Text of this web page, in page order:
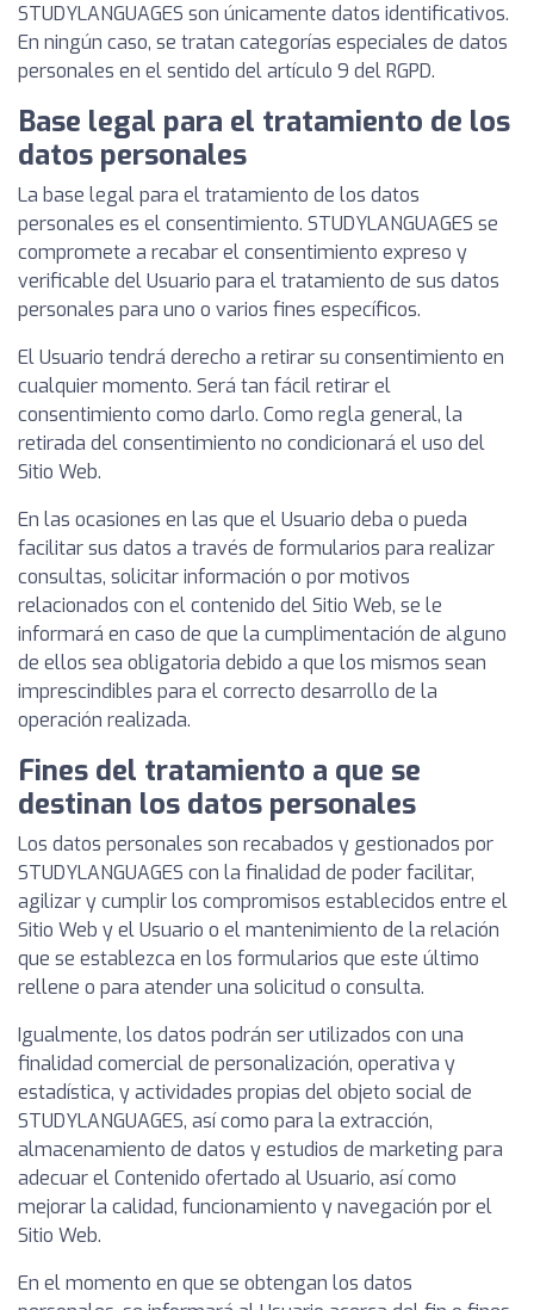
STUDYLANGUAGES son únicamente datos identificativos.
En ningún caso, se tratan categorías especiales de datos
personales en el sentido del artículo 9 del RGPD.
Base legal para el tratamiento de los
datos personales
La base legal para el tratamiento de los datos
personales es el consentimiento. STUDYLANGUAGES se
compromete a recabar el consentimiento expreso y
verificable del Usuario para el tratamiento de sus datos
personales para uno o varios fines específicos.
El Usuario tendrá derecho a retirar su consentimiento en
cualquier momento. Será tan fácil retirar el
consentimiento como darlo. Como regla general, la
retirada del consentimiento no condicionará el uso del
Sitio Web.
En las ocasiones en las que el Usuario deba o pueda
facilitar sus datos a través de formularios para realizar
consultas, solicitar información o por motivos
relacionados con el contenido del Sitio Web, se le
informará en caso de que la cumplimentación de alguno
de ellos sea obligatoria debido a que los mismos sean
imprescindibles para el correcto desarrollo de la
operación realizada.
Fines del tratamiento a que se
destinan los datos personales
Los datos personales son recabados y gestionados por
STUDYLANGUAGES con la finalidad de poder facilitar,
agilizar y cumplir los compromisos establecidos entre el
Sitio Web y el Usuario o el mantenimiento de la relación
que se establezca en los formularios que este último
rellene o para atender una solicitud o consulta.
Igualmente, los datos podrán ser utilizados con una
finalidad comercial de personalización, operativa y
estadística, y actividades propias del objeto social de
STUDYLANGUAGES, así como para la extracción,
almacenamiento de datos y estudios de marketing para
adecuar el Contenido ofertado al Usuario, así como
mejorar la calidad, funcionamiento y navegación por el
Sitio Web.
En el momento en que se obtengan los datos